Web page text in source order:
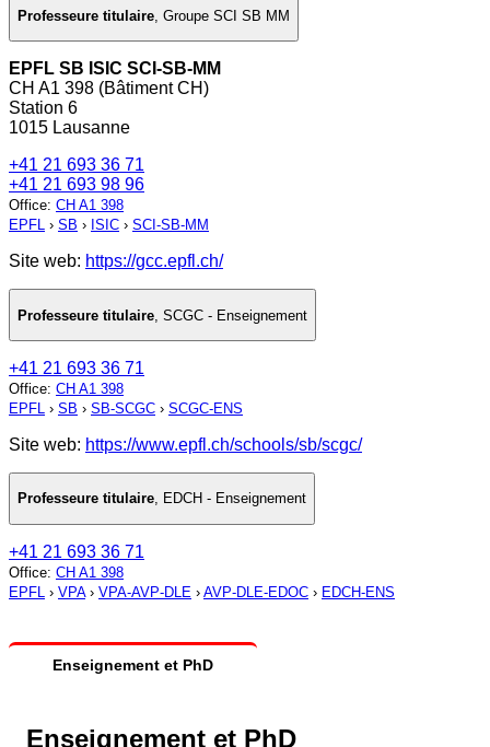
Professeure titulaire, Groupe SCI SB MM
EPFL SB ISIC SCI-SB-MM
CH A1 398 (Bâtiment CH)
Station 6
1015 Lausanne
+41 21 693 36 71
+41 21 693 98 96
Office: CH A1 398
EPFL › SB › ISIC › SCI-SB-MM
Site web: https://gcc.epfl.ch/
Professeure titulaire SCGC - Enseignement
+41 21 693 36 71
Office: CH A1 398
EPFL › SB › SB-SCGC › SCGC-ENS
Site web: https://www.epfl.ch/schools/sb/scgc/
Professeure titulaire, EDCH - Enseignement
+41 21 693 36 71
Office: CH A1 398
EPFL › VPA› VPA-AVP-DLE › AVP-DLE-EDOC › EDCH-ENS
Enseignement et PhD
Enseignement et PhD